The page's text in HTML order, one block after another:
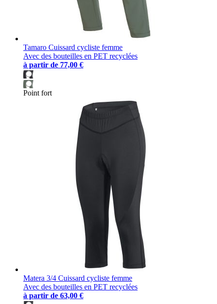
Tamaro Cuissard cycliste femme
Avec des bouteilles en PET recyclées
à partir de 77,00 €
Point fort
Matera 3/4 Cuissard cycliste femme
Avec des bouteilles en PET recyclées
à partir de 63,00 €